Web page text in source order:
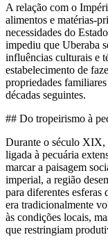
A relação com o
alimentos e matérias-
necessidades do
impediu que Uberaba
influências culturais e
estabelecimento de
propriedades
décadas seguintes.
## Do tropeirismo à
Durante o século XIX,
ligada à pecuária
marcar a paisagem
imperial, a região
para diferentes
era tradicionalmente
às condições locais,
que restringiam